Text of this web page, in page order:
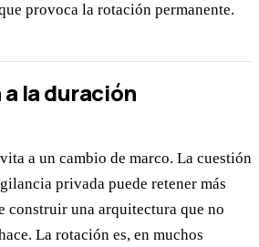
provoca la rotación permanente.
la duración
a un cambio de marco. La cuestión
privada puede retener más
construir una arquitectura que no
La rotación es, en muchos